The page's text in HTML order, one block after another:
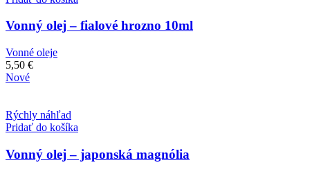
Vonný olej – fialové hrozno 10ml
Vonné oleje
5,50 €
Nové
Rýchly náhľad
Pridať do košíka
Vonný olej – japonská magnólia